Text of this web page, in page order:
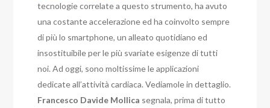
tecnologie correlate a questo strumento, ha avuto
una costante accelerazione ed ha coinvolto sempre
di più lo smartphone, un alleato quotidiano ed
insostituibile per le più svariate esigenze di tutti
noi. Ad oggi, sono moltissime le applicazioni
dedicate all’attività cardiaca. Vediamole in dettaglio.
Francesco Davide Mollica segnala, prima di tutto